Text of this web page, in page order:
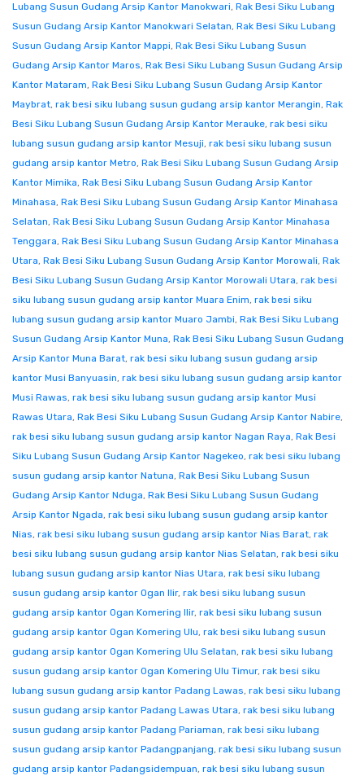
Lubang Susun Gudang Arsip Kantor Manokwari, Rak Besi Siku Lubang
Susun Gudang Arsip Kantor Manokwari Selatan, Rak Besi Siku Lubang
Susun Gudang Arsip Kantor Mappi, Rak Besi Siku Lubang Susun
Gudang Arsip Kantor Maros, Rak Besi Siku Lubang Susun Gudang Arsip
Kantor Mataram, Rak Besi Siku Lubang Susun Gudang Arsip Kantor
Maybrat, rak besi siku lubang susun gudang arsip kantor Merangin, Rak
Besi Siku Lubang Susun Gudang Arsip Kantor Merauke, rak besi siku
lubang susun gudang arsip kantor Mesuji, rak besi siku lubang susun
gudang arsip kantor Metro, Rak Besi Siku Lubang Susun Gudang Arsip
Kantor Mimika, Rak Besi Siku Lubang Susun Gudang Arsip Kantor
Minahasa, Rak Besi Siku Lubang Susun Gudang Arsip Kantor Minahasa
Selatan, Rak Besi Siku Lubang Susun Gudang Arsip Kantor Minahasa
Tenggara, Rak Besi Siku Lubang Susun Gudang Arsip Kantor Minahasa
Utara, Rak Besi Siku Lubang Susun Gudang Arsip Kantor Morowali, Rak
Besi Siku Lubang Susun Gudang Arsip Kantor Morowali Utara, rak besi
siku lubang susun gudang arsip kantor Muara Enim, rak besi siku
lubang susun gudang arsip kantor Muaro Jambi, Rak Besi Siku Lubang
Susun Gudang Arsip Kantor Muna, Rak Besi Siku Lubang Susun Gudang
Arsip Kantor Muna Barat, rak besi siku lubang susun gudang arsip
kantor Musi Banyuasin, rak besi siku lubang susun gudang arsip kantor
Musi Rawas, rak besi siku lubang susun gudang arsip kantor Musi
Rawas Utara, Rak Besi Siku Lubang Susun Gudang Arsip Kantor Nabire,
rak besi siku lubang susun gudang arsip kantor Nagan Raya, Rak Besi
Siku Lubang Susun Gudang Arsip Kantor Nagekeo, rak besi siku lubang
susun gudang arsip kantor Natuna, Rak Besi Siku Lubang Susun
Gudang Arsip Kantor Nduga, Rak Besi Siku Lubang Susun Gudang
Arsip Kantor Ngada, rak besi siku lubang susun gudang arsip kantor
Nias, rak besi siku lubang susun gudang arsip kantor Nias Barat, rak
besi siku lubang susun gudang arsip kantor Nias Selatan, rak besi siku
lubang susun gudang arsip kantor Nias Utara, rak besi siku lubang
susun gudang arsip kantor Ogan Ilir, rak besi siku lubang susun
gudang arsip kantor Ogan Komering Ilir, rak besi siku lubang susun
gudang arsip kantor Ogan Komering Ulu, rak besi siku lubang susun
gudang arsip kantor Ogan Komering Ulu Selatan, rak besi siku lubang
susun gudang arsip kantor Ogan Komering Ulu Timur, rak besi siku
lubang susun gudang arsip kantor Padang Lawas, rak besi siku lubang
susun gudang arsip kantor Padang Lawas Utara, rak besi siku lubang
susun gudang arsip kantor Padang Pariaman, rak besi siku lubang
susun gudang arsip kantor Padangpanjang, rak besi siku lubang susun
gudang arsip kantor Padangsidempuan, rak besi siku lubang susun